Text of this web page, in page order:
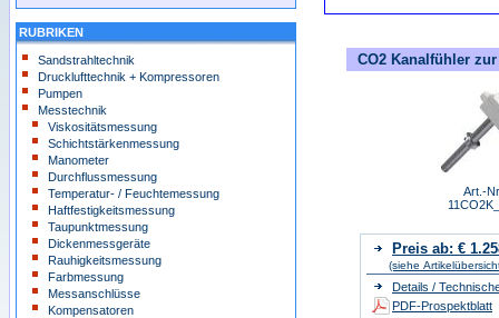
RUBRIKEN
Sandstrahltechnik
Drucklufttechnik + Kompressoren
Pumpen
Messtechnik
Viskositätsmessung
Schichtstärkenmessung
Manometer
Durchflussmessung
Temperatur- / Feuchtemessung
Haftfestigkeitsmessung
Taupunktmessung
Dickenmessgeräte
Rauhigkeitsmessung
Farbmessung
Messanschlüsse
Kompensatoren
CO2 Kanalfühler
Art.-
Preis ab: €
(siehe
Details /
PDF-Prospektblatt